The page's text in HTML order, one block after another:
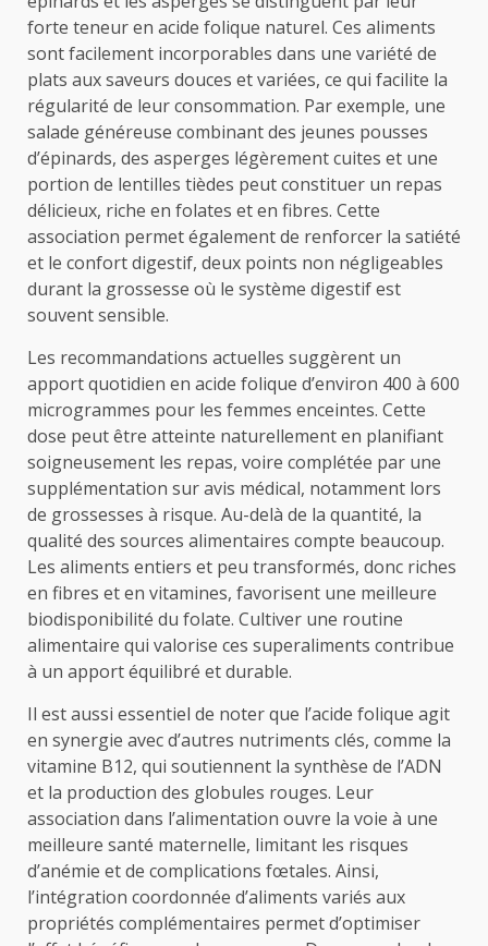
forte teneur en acide folique naturel. Ces aliments
sont facilement incorporables dans une variété de
plats aux saveurs douces et variées, ce qui facilite la
régularité de leur consommation. Par exemple, une
salade généreuse combinant des jeunes pousses
d’épinards, des asperges légèrement cuites et une
portion de lentilles tièdes peut constituer un repas
délicieux, riche en folates et en fibres. Cette
association permet également de renforcer la satiété
et le confort digestif, deux points non négligeables
durant la grossesse où le système digestif est
souvent sensible.
Les recommandations actuelles suggèrent un
apport quotidien en acide folique d’environ 400 à 600
microgrammes pour les femmes enceintes. Cette
dose peut être atteinte naturellement en planifiant
soigneusement les repas, voire complétée par une
supplémentation sur avis médical, notamment lors
de grossesses à risque. Au-delà de la quantité, la
qualité des sources alimentaires compte beaucoup.
Les aliments entiers et peu transformés, donc riches
en fibres et en vitamines, favorisent une meilleure
biodisponibilité du folate. Cultiver une routine
alimentaire qui valorise ces superaliments contribue
à un apport équilibré et durable.
Il est aussi essentiel de noter que l’acide folique agit
en synergie avec d’autres nutriments clés, comme la
vitamine B12, qui soutiennent la synthèse de l’ADN
et la production des globules rouges. Leur
association dans l’alimentation ouvre la voie à une
meilleure santé maternelle, limitant les risques
d’anémie et de complications fœtales. Ainsi,
l’intégration coordonnée d’aliments variés aux
propriétés complémentaires permet d’optimiser